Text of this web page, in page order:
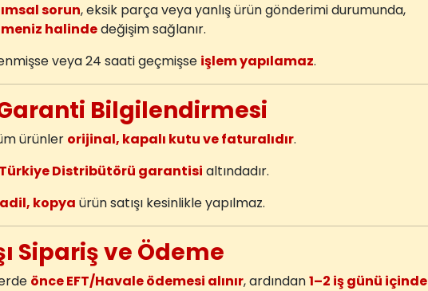
sorun, eksik parça veya yanlış ürün gönderimi durumunda,
halindedeğişim sağlanır.
veya 24 saati geçmişse işlem yapılamaz.
Bilgilendirmesi
ürünler orijinal, kapalı kutu ve faturalıdır.
Distribütörü garantisi altındadır.
kopya ürün satışı kesinlikle yapılmaz.
Sipariş ve Ödeme
önce EFT/Havale ödemesi alınır, ardından1–2 iş günü içinde